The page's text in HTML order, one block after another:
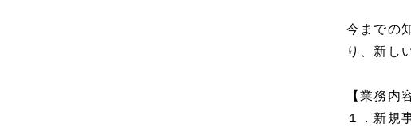
今までの
り、新し
【業務内
１．新規